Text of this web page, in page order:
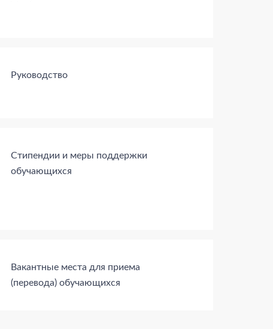
Руководство
Стипендии и меры поддержки
обучающихся
Вакантные места для приема
(перевода) обучающихся